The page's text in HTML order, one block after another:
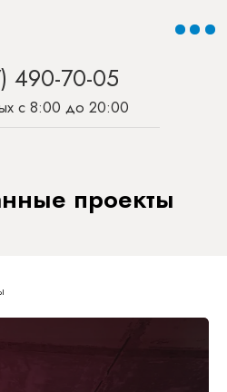
20:00
проекты